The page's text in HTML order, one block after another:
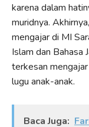
karena dalam
muridnya.
mengajar di MI
Islam dan Bahasa
terkesan
lugu anak-anak.
Baca Juga: